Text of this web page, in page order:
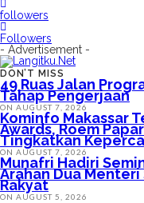
followers
Followers
- Advertisement -
DON’T MISS
49 Ruas Jalan
Tahap Pengerjaan
ON AUGUST 7, 2026
Kominfo Makassar
Awards, Roem
Tingkatkan
ON AUGUST 7, 2026
Munafri Hadiri
Arahan Dua
Rakyat
ON AUGUST 5, 2026